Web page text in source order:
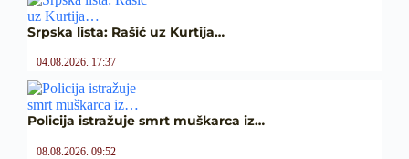
Srpska lista: Rašić uz Kurtija…
04.08.2026. 17:37
Policija istražuje smrt muškarca iz…
08.08.2026. 09:52